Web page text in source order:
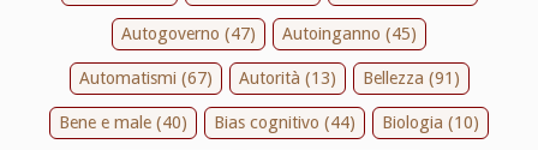
Autogoverno (47) Autoinganno (45)
Automatismi (67) Autorità (13) Bellezza (91)
Bene e male (40) Bias cognitivo (44) Biologia (10)